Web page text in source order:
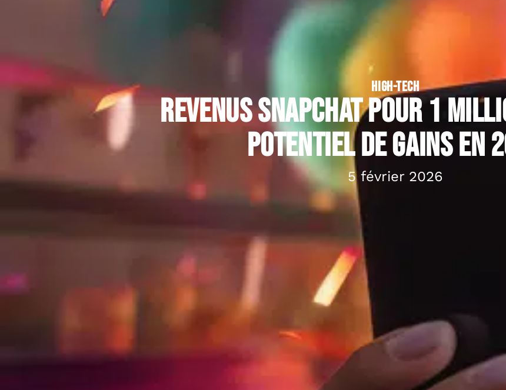
HIGH-TECH
Revenus Snapchat pour 1
potentiel de gains en
5 février 2026